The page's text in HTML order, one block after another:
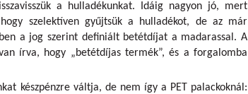
a hulladékunkat. Idáig nagyon jó, mert
szelektíven gyűjtsük a hulladékot, de az már
a jog szerint definiált betétdíjat a madarassal. A
írva, hogy „betétdíjas termék”, és a forgalomba
készpénzre váltja, de nem így a PET palackoknál: